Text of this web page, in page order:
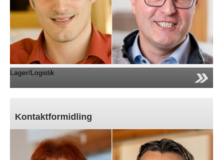
Lager/Logistik
Kontaktformidling